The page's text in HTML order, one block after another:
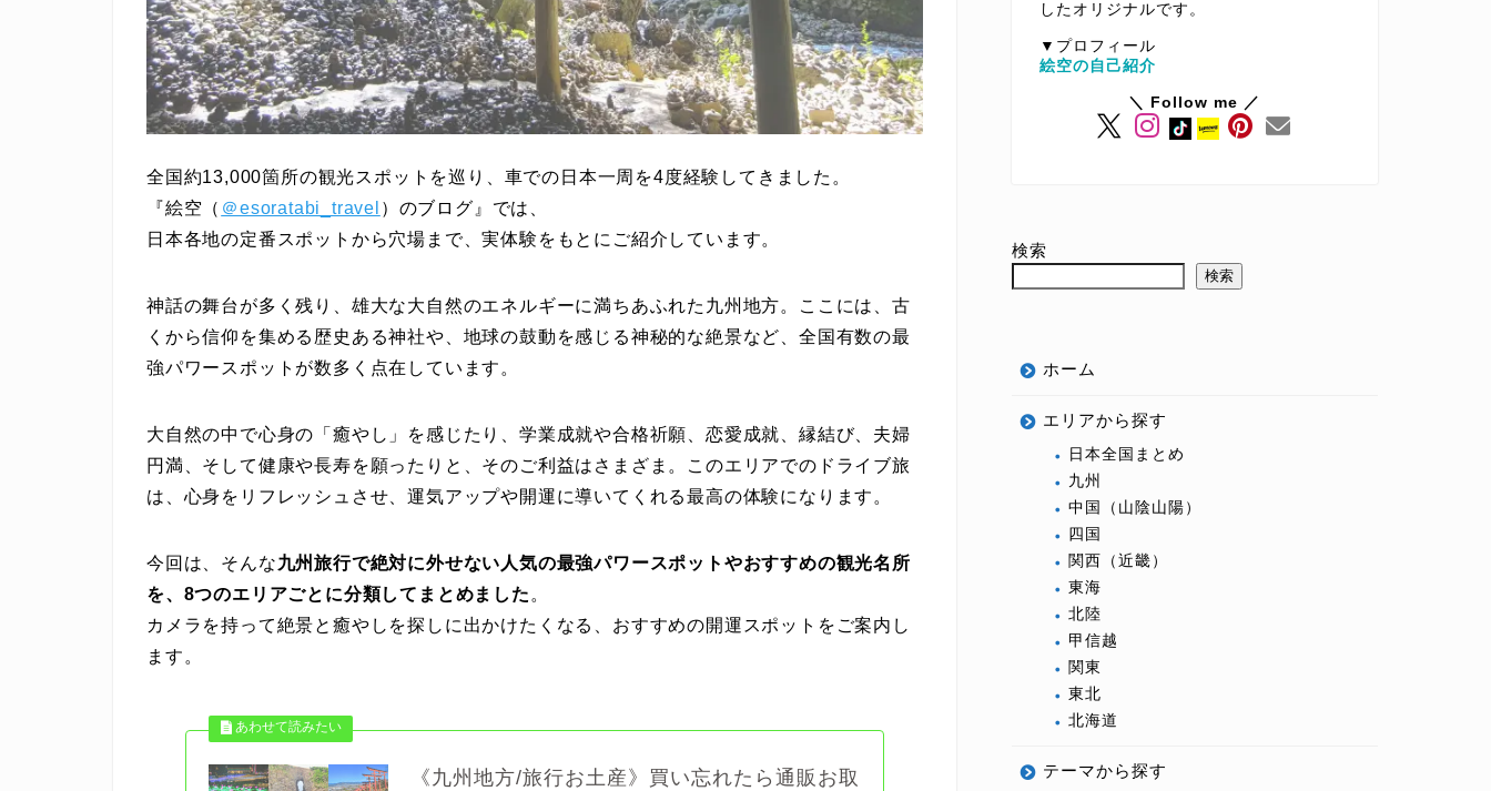
全国約13,000箇所の観光スポットを巡り、車での日本一周を4度経験してきました。
『絵空（ ＠esoratabi_travel ）のブログ』では、
日本各地の定番スポットから穴場まで、実体験をもとにご紹介しています。
神話の舞台が多く残り、雄大な大自然のエネルギーに満ちあふれた九州地方。ここには、古
くから信仰を集める歴史ある神社や、地球の鼓動を感じる神秘的な絶景など、全国有数の最
強パワースポットが数多く点在しています。
大自然の中で心身の「癒やし」を感じたり、学業成就や合格祈願、恋愛成就、縁結び、夫婦
円満、そして健康や長寿を願ったりと、そのご利益はさまざま。このエリアでのドライブ旅
は、心身をリフレッシュさせ、運気アップや開運に導いてくれる最高の体験になります。
今回は、そんな九州旅行で絶対に外せない人気の最強パワースポットやおすすめの観光名所
を、8つのエリアごとに分類してまとめました 。
カメラを持って絶景と癒やしを探しに出かけたくなる、おすすめの開運スポットをご案内し
ます。
《九州地方/旅行お土産》買い忘れたら通販お取
したオリジナルです。
▼プロフィール
絵空の自己紹介
＼ Follow me ／
検索
検索
ホーム
エリアから探す
日本全国まとめ
九州
中国（山陰山陽）
四国
関西（近畿）
東海
北陸
甲信越
関東
東北
北海道
テーマから探す